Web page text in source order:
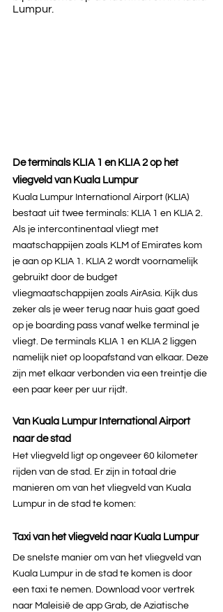
Lumpur.
De terminals KLIA 1 en KLIA 2 op het
vliegveld van Kuala Lumpur
Kuala Lumpur International Airport (KLIA)
bestaat uit twee terminals: KLIA 1 en KLIA 2.
Als je intercontinentaal vliegt met
maatschappijen zoals KLM of Emirates kom
je aan op KLIA 1. KLIA 2 wordt voornamelijk
gebruikt door de budget
vliegmaatschappijen zoals AirAsia. Kijk dus
zeker als je weer terug naar huis gaat goed
op je boarding pass vanaf welke terminal je
vliegt. De terminals KLIA 1 en KLIA 2 liggen
namelijk niet op loopafstand van elkaar. Deze
zijn met elkaar verbonden via een treintje die
een paar keer per uur rijdt.
Van Kuala Lumpur International Airport
naar de stad
Het vliegveld ligt op ongeveer 60 kilometer
rijden van de stad. Er zijn in totaal drie
manieren om van het vliegveld van Kuala
Lumpur in de stad te komen:
Taxi van het vliegveld naar Kuala Lumpur
De snelste manier om van het vliegveld van
Kuala Lumpur in de stad te komen is door
een taxi te nemen. Download voor vertrek
naar Maleisië de app Grab, de Aziatische